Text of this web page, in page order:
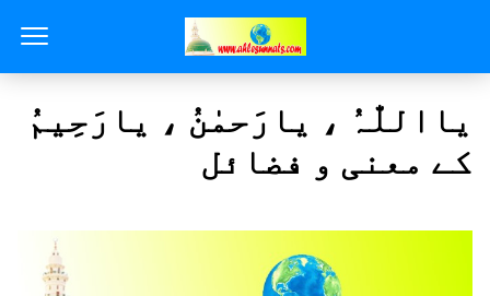
یااللّٰہُ ، یارَحمٰنُ ، یارَحِیمُ
کے معنی و فضائل